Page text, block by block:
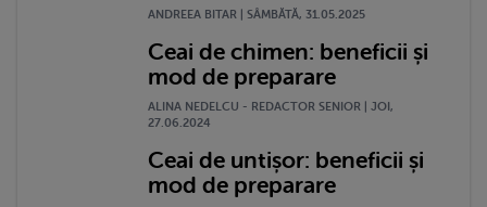
ANDREEA BITAR | SÂMBĂTĂ, 31.05.2025
Ceai de chimen: beneficii și
mod de preparare
ALINA NEDELCU - REDACTOR SENIOR | JOI,
27.06.2024
Ceai de untișor: beneficii și
mod de preparare